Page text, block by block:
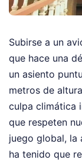
Subirse a un
que hace una
un asiento
metros de
culpa climática
que respeten
juego global, la
ha tenido que